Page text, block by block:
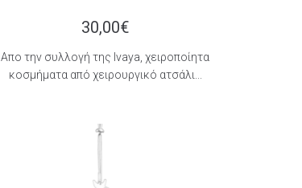
30,00€
Aπο την συλλογή της Ιvaya, χειροποίητα
κοσμήματα από χειρουργικό ατσάλι...